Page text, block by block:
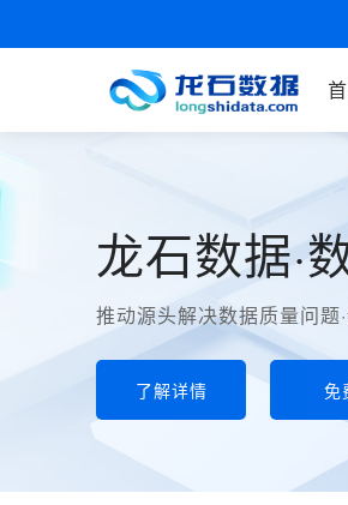
龙石数据·
推动源头解决数据质量问题
了解详情 免